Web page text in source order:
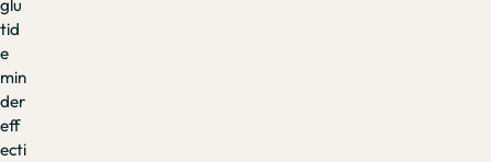
glu
tid
e
min
der
eff
ecti